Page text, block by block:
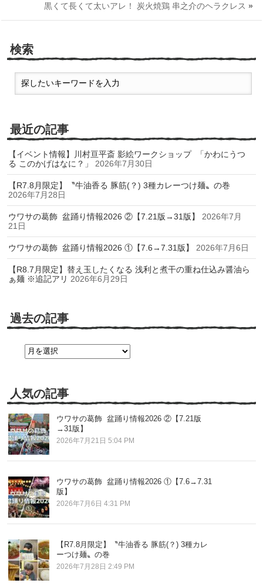
黒くて長くて太いアレ！ 炭火焼鶏 串之介のヘラクレス »
検索
最近の記事
【イベント情報】川村亘平斎 影絵ワークショップ 「かわにうつ
る このかげはなに？」
2026年7月30日
【R7.8月限定】〝牛油香る 豚筋(？) 3種カレーつけ麺〟の巻
2026年7月28日
ウワサの葛飾 盆踊り情報2026 ②【7.21版→31版】
2026年7月
21日
ウワサの葛飾 盆踊り情報2026 ①【7.6→7.31版】 2026年7月6日
【R8.7月限定】替え玉したくなる 浅利と煮干の重ね仕込み醤油ら
ぁ麺 ※追記アリ 2026年6月29日
過去の記事
人気の記事
ウワサの葛飾 盆踊り情報2026 ②【7.21版
→31版】
2026年7月21日 5:04 PM
ウワサの葛飾 盆踊り情報2026 ①【7.6→7.31
版】
2026年7月6日 4:31 PM
【R7.8月限定】〝牛油香る 豚筋(？) 3種カレ
ーつけ麺〟の巻
2026年7月28日 2:49 PM